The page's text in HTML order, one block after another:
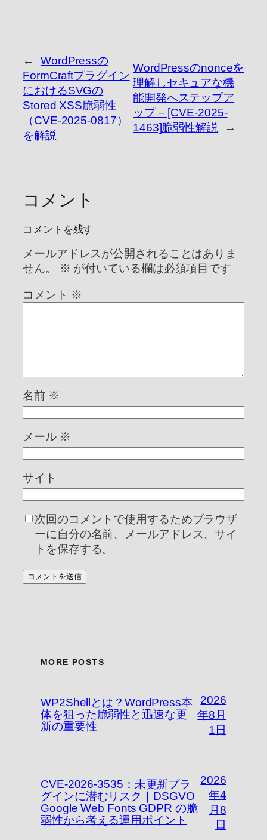
←
WordPressの
FormCraftプラグイン
におけるSVGの
Stored XSS脆弱性
（CVE-2025-0817）
を解説
WordPressのnonceを
理解しセキュアな機
能開発へステップア
ップ – [CVE-2025-
1463]脆弱性解説
→
コメント
コメントを残す
メールアドレスが公開されることはありま
せん。
※ が付いている欄は必須項目です
コメント ※
名前 ※
メール ※
サイト
次回のコメントで使用するためブラウザ
ーに自分の名前、メールアドレス、サイ
トを保存する。
MORE POSTS
WP2Shellとは？WordPress本
体を狙った脆弱性と迅速な更
新の重要性
2026
年8月
1日
CVE-2026-3535：未更新プラ
グインに潜むリスク｜DSGVO
Google Web Fonts GDPR の脆
弱性から考える運用ポイント
2026
年4
月8
日